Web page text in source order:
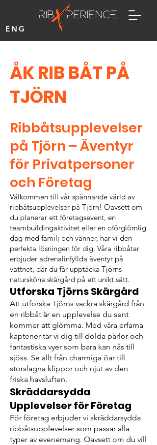
ENG
ÅK RIB BÅT PÅ
TJÖRN
Ribbåtsupplevelser
på Tjörn – Äventyr
för Privatpersoner
och Företag
Välkommen till vår spännande värld av
ribbåtsupplevelser på Tjörn! Oavsett om
du planerar ett företagsevent, en
teambuildingaktivitet eller en oförglömlig
dag med familj och vänner, har vi den
perfekta lösningen för dig. Våra ribbåtar
erbjuder adrenalinfyllda äventyr på
vattnet, där du får upptäcka Tjörns
natursköna skärgård på ett unikt sätt.
Utforska Tjörns Skärgård
Att utforska Tjörns vackra skärgård från
en ribbåt är en upplevelse du sent
kommer att glömma. Med våra erfarna
kaptener tar vi dig till dolda pärlor och
fantastiska vyer som bara kan nås till
sjöss. Se allt från charmiga öar till
storslagna klippor och njut av den
friska havsluften.
Skräddarsydda
Upplevelser för Företag
För företag erbjuder vi skräddarsydda
ribbåtsupplevelser som passar alla
typer av evenemang. Oavsett om du vill